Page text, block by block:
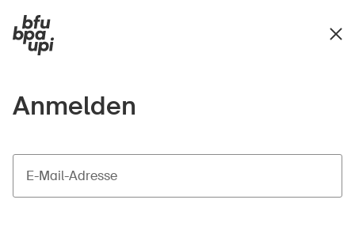
Anmelden
E-Mail-Adresse